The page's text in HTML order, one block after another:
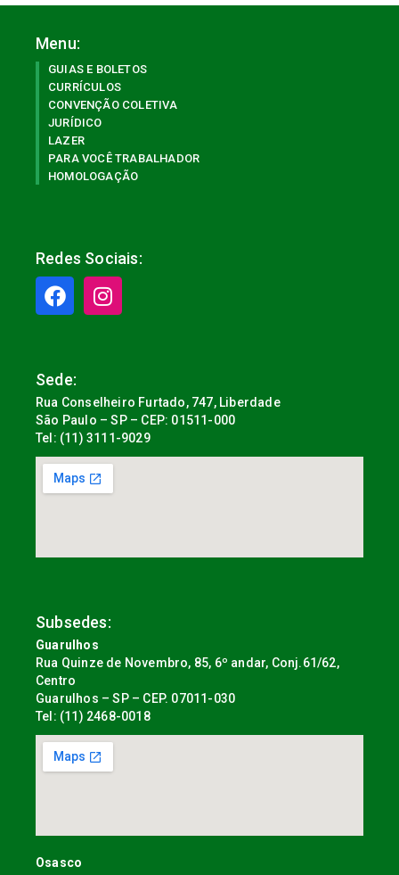
Menu:
GUIAS E BOLETOS
CURRÍCULOS
CONVENÇÃO COLETIVA
JURÍDICO
LAZER
PARA VOCÊ TRABALHADOR
HOMOLOGAÇÃO
Redes Sociais:
Sede:
Rua Conselheiro Furtado, 747, Liberdade
São Paulo – SP – CEP: 01511-000
Tel: (11) 3111-9029
Subsedes:
Guarulhos
Rua Quinze de Novembro, 85, 6º andar, Conj.61/62,
Centro
Guarulhos – SP – CEP. 07011-030
Tel: (11) 2468-0018
Osasco